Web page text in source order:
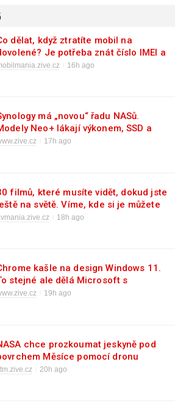
dělat, když ztratíte mobil na
Je potřeba znát číslo IMEI a
zablokovat karty
16h ago
má „novou“ řadu NASů.
Neo+ lákají výkonem, SSD a
RAM
17h ago
filmů, které musíte vidět, dokud jste
na světě. Víme, kde si je můžete
online
18h ago
kašle na design Windows 11.
stejné ale dělá Microsoft s
19h ago
chce prozkoumat jeskyně pod
Měsíce pomocí dronu
laserem přes optické
20h ago